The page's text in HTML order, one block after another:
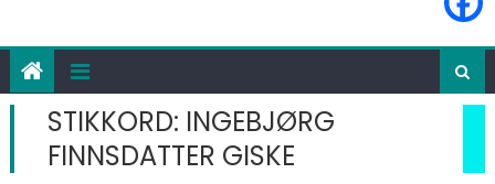
STIKKORD: INGEBJØRG
FINNSDATTER GISKE